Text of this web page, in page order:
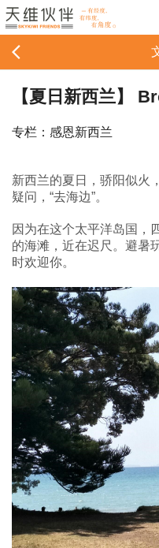
【夏日新西兰】
专栏：感恩新西兰
新西兰的夏日，骄阳似火
疑问，“去海边”。
因为在这个太平洋岛国，
的海滩，近在迟尺。避暑
时欢迎你。